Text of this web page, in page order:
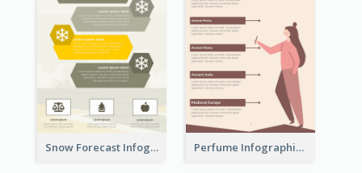
Snow Forecast Infographic Perfume Infographic